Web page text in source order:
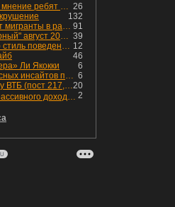
26
Генерация и сети: мнение ребят из индустрии
132
91
Как себя чувствуют мигранты в раю, в который они так стремились
39
Метод Геллы. "Черный" август 2026 - быть или не быть?
12
Струковщина - это стиль поведения, известный всем в секторе золотодобычи.
46
6
Ли Якокки
6
Несколько интересных инсайтов по "Озону"
20
Почему я ненавижу ВТБ (пост 217, 12+)
2
🪜Стратегия для пассивного дохода: Лестница облигаций